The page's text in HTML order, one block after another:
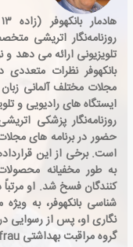
روزنامه‌نگار اتریشی
تلویزیونی ارائه می دهد
بانکهوفر نظرات
مجلات مختلف آلمانی
ایستگاه های رادیویی و
روزنامه‌نگار پزشکی
حضور در برنامه های
است. برخی از این
به طور مخفیانه
کنندگان فسخ شد. او
شناسی بانکهوفر، به
نگاری او، پس از رسوایی
گروه مراقبت بهداشتی Klosterfrau بحث برانگیز بوده است.